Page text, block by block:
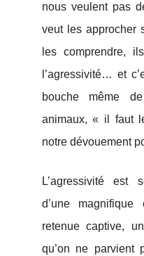
nous veulent pas
veut les approcher
les comprendre,
l’agressivité… et
bouche même
animaux, « il faut
notre dévouement
L’agressivité est
d’une magnifique
retenue captive,
qu’on ne parvient